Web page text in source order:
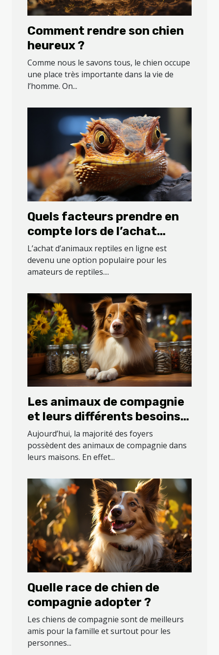
Comment rendre son chien
heureux ?
Comme nous le savons tous, le chien occupe
une place très importante dans la vie de
l’homme. On...
Quels facteurs prendre en
compte lors de l’achat
d’animaux reptiles en ligne
?
L’achat d’animaux reptiles en ligne est
devenu une option populaire pour les
amateurs de reptiles....
Les animaux de compagnie
et leurs différents besoins
en compléments
alimentaires
Aujourd’hui, la majorité des foyers
possèdent des animaux de compagnie dans
leurs maisons. En effet...
Quelle race de chien de
compagnie adopter ?
Les chiens de compagnie sont de meilleurs
amis pour la famille et surtout pour les
personnes...